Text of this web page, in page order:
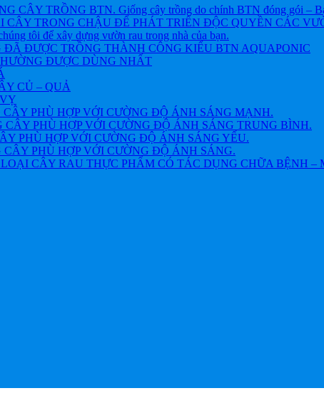
CÂY TRỒNG BTN. Giống cây trồng do chính BTN đóng gói –
TRONG CHẬU ĐỂ PHÁT TRIỂN ĐỘC QUYỀN CÁC
tôi để xây dựng vườn rau trong nhà của bạn.
ĐƯỢC TRỒNG THÀNH CÔNG KIỂU BTN AQUAPONIC
ĐƯỢC DÙNG NHẤT
CỦ – QUẢ
PHÙ HỢP VỚI CƯỜNG ĐỘ ÁNH SÁNG MẠNH.
CÂY PHÙ HỢP VỚI CƯỜNG ĐỘ ÁNH SÁNG TRUNG BÌNH.
PHÙ HỢP VỚI CƯỜNG ĐỘ ÁNH SÁNG YẾU.
PHÙ HỢP VỚI CƯỜNG ĐỘ ÁNH SÁNG.
CÂY RAU THỰC PHẨM CÓ TÁC DỤNG CHỮA BỆNH